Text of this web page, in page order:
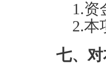
1.资
2.本
七、